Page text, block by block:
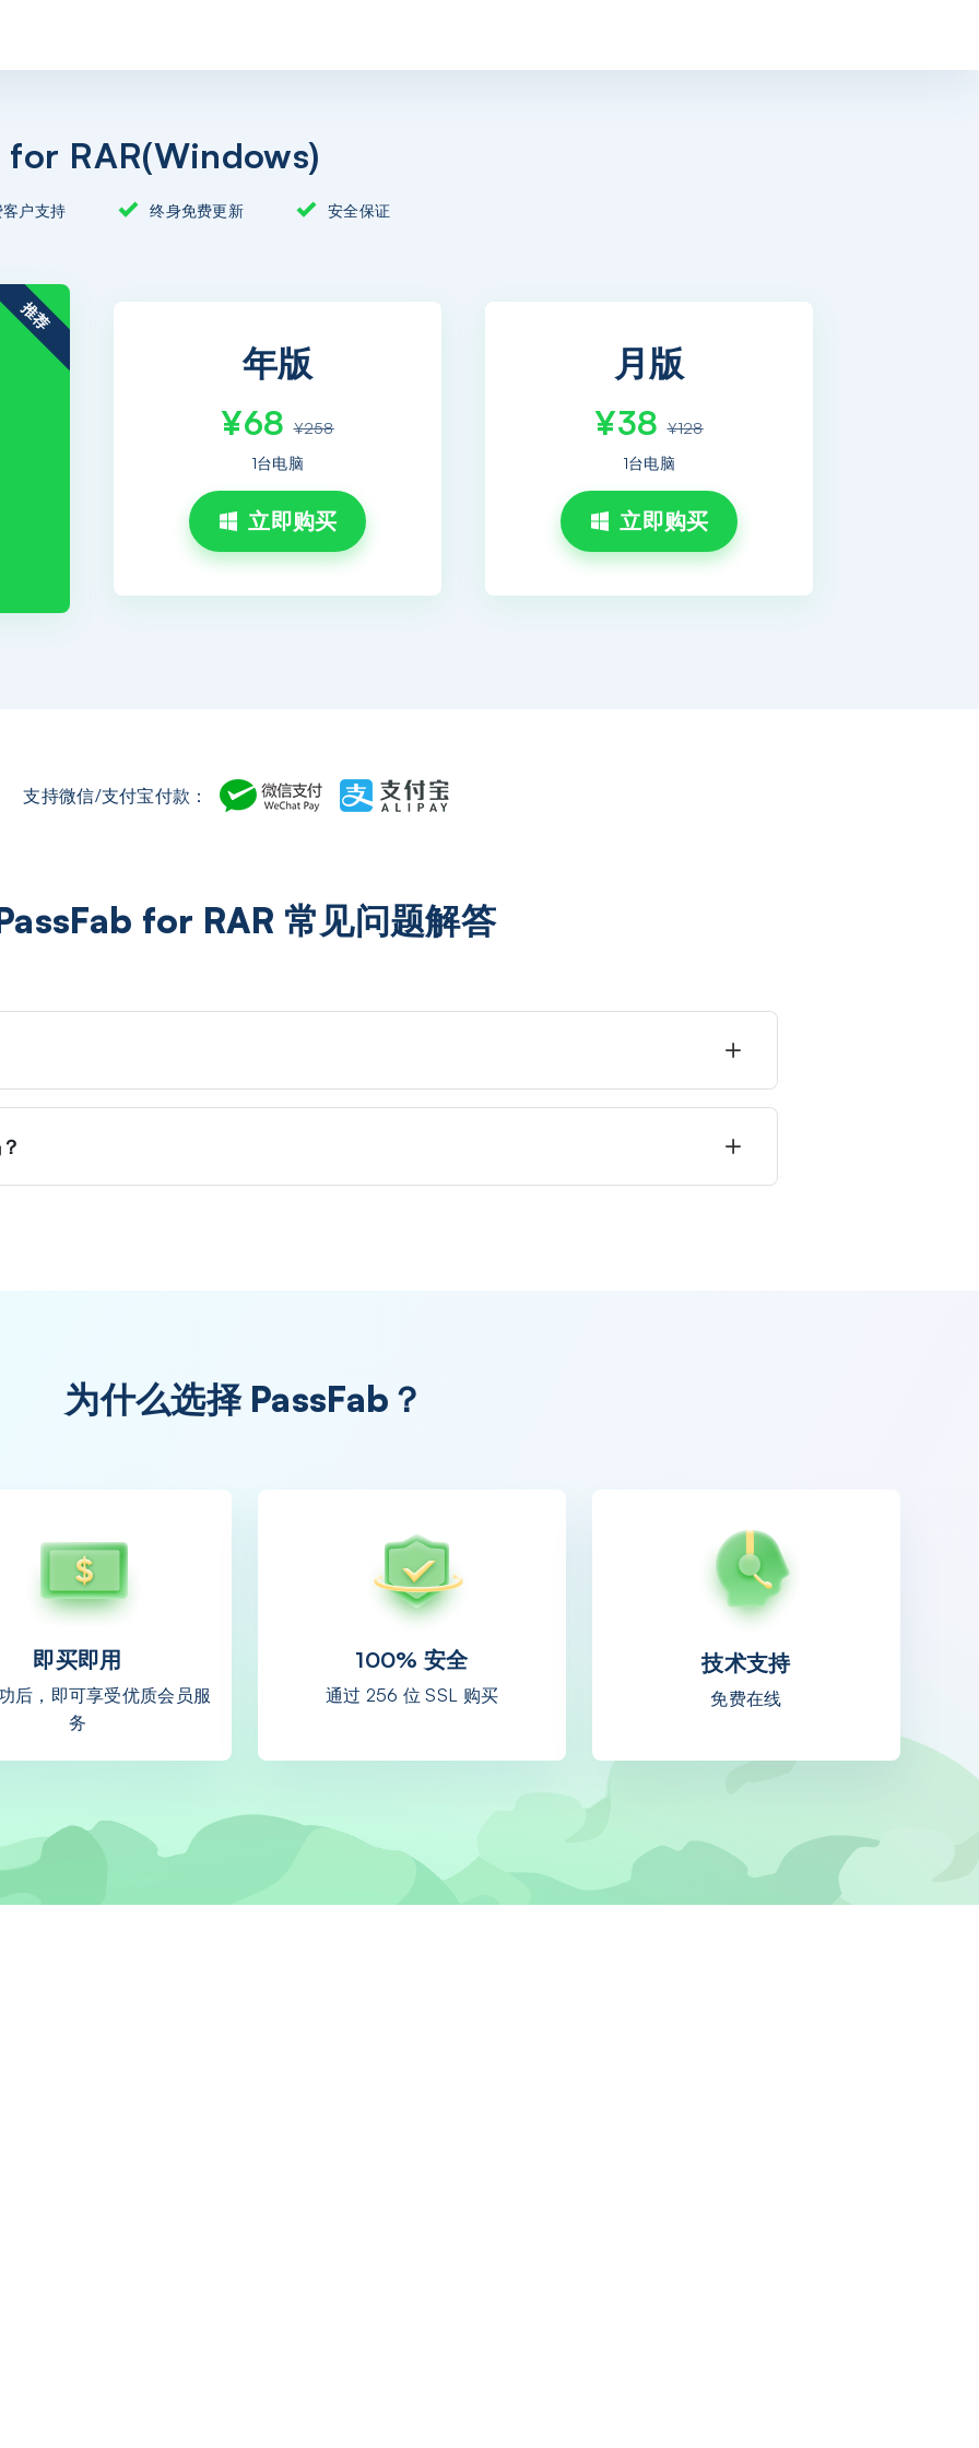
for RAR(Windows)
户支持 终身免费更新 安全保证
推荐
年版
¥68 ¥258
1台电脑
立即购买
月版
¥38 ¥128
1台电脑
立即购买
支持微信/支付宝付款：
for RAR 常见问题解答
为什么选择 PassFab？
即买即用
后，即可享受优质会员服
务
100% 安全
通过 256 位 SSL 购买
技术支持
免费在线